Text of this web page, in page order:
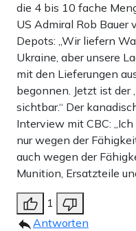
die 4 bis 10 fache
US Admiral Rob Bauer
Depots: „Wir liefern
Ukraine, aber unsere
mit den Lieferungen
begonnen. Jetzt ist der
sichtbar.“ Der
Interview mit CBC:
nur wegen der
auch wegen der
Munition, Ersatzteile
1
Antworten